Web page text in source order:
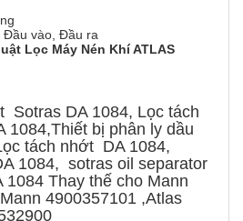
Đầu vào, Đầu ra
Lọc Máy Nén Khí ATLAS
Sotras DA 1084, Lọc tách
1084,Thiết bị phân ly dầu
tách nhớt DA 1084,
1084, sotras oil separator
Thay thế cho Mann
4900357101 ,Atlas